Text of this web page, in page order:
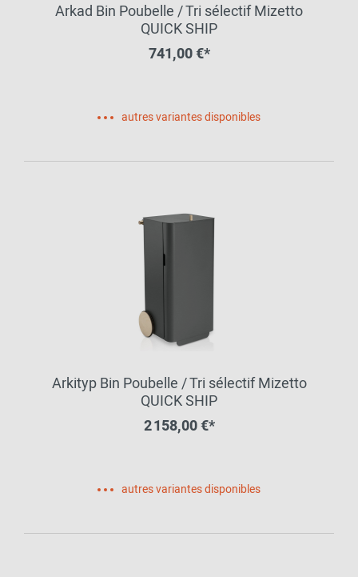
Arkad Bin Poubelle / Tri sélectif Mizetto
QUICK SHIP
741,00 €*
autres variantes disponibles
Arkityp Bin Poubelle / Tri sélectif Mizetto
QUICK SHIP
2 158,00 €*
autres variantes disponibles